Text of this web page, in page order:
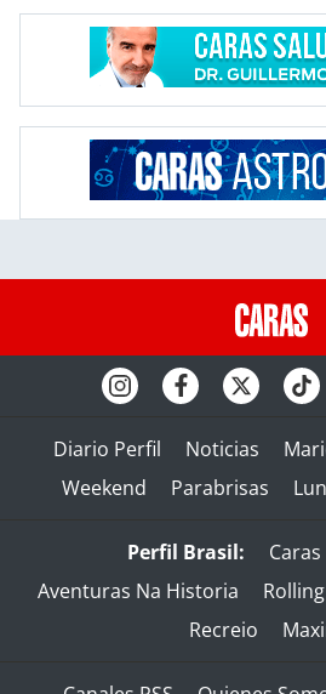
Diario Perfil Noticias
Weekend
Parabrisas
Perfil Brasil: Caras
Aventuras Na Historia
Recreio